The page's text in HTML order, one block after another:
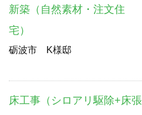
新築（自然素材・注文住
宅）
砺波市 K様邸
床工事（シロアリ駆除+床張